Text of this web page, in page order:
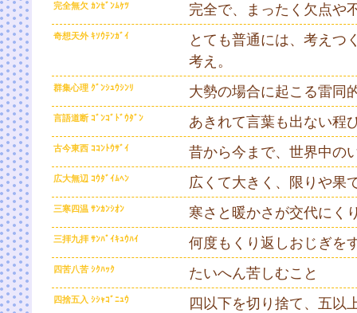
完全無欠 ｶﾝｾﾞﾝﾑｹﾂ 完全で、まったく欠点や
奇想天外 ｷｿｳﾃﾝｶﾞｲ
とても普通には、考えつ
考え。
群集心理 ｸﾞﾝｼｭｳｼﾝﾘ 大勢の場合に起こる雷同
言語道断 ｺﾞﾝｺﾞﾄﾞｳﾀﾞﾝ あきれて言葉も出ない程
古今東西 ｺｺﾝﾄｳｻﾞｲ 昔から今まで、世界中の
広大無辺 ｺｳﾀﾞｲﾑﾍﾝ 広くて大きく、限りや果
三寒四温 ｻﾝｶﾝｼｵﾝ 寒さと暖かさが交代にく
三拝九拝 ｻﾝﾊﾟｲｷｭｳﾊｲ 何度もくり返しおじぎを
四苦八苦 ｼｸﾊｯｸ たいへん苦しむこと
四捨五入 ｼｼｬｺﾞﾆｭｳ 四以下を切り捨て、五以